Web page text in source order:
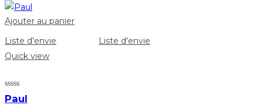
Ajouter au panier
Liste d'envie
Liste d'envie
Quick view
Paul